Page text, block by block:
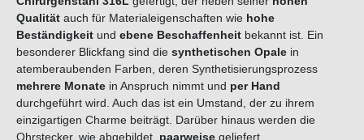
Qualität auch für Materialeigenschaften wie hohe
Beständigkeit und ebene Beschaffenheit bekannt ist. Ein
besonderer Blickfang sind die synthetischen Opale in
atemberaubenden Farben, deren Synthetisierungsprozess
mehrere Monate in Anspruch nimmt und per Hand
durchgeführt wird. Auch das ist ein Umstand, der zu ihrem
einzigartigen Charme beiträgt. Darüber hinaus werden die
Ohrstecker, wie abgebildet, paarweise geliefert.